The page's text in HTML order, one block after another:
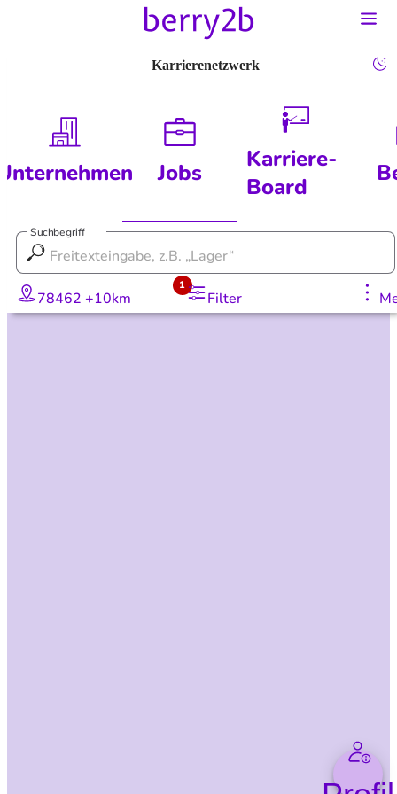
Karrierenetzwerk
Jobs
Karriere-
Board
Suchbegriff
78462 +10km Filter
1